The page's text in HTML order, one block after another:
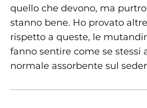
quello che devono, ma
stanno bene. Ho provato
rispetto a queste, le
fanno sentire come se stessi
normale assorbente sul